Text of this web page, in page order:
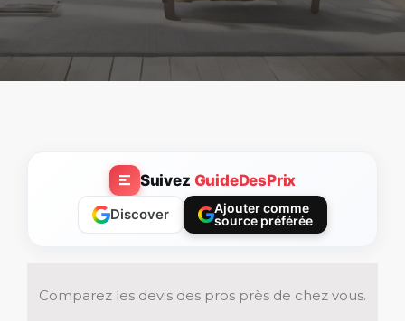
Suivez GuideDesPrix
Discover
Ajouter comme
source préférée
Comparez les devis des pros près de chez vous.